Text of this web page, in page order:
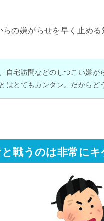
の嫌がらせを早く止める
自宅訪問などのしつこい嫌が
はとてもカンタン。だからど
戦うのは非常に